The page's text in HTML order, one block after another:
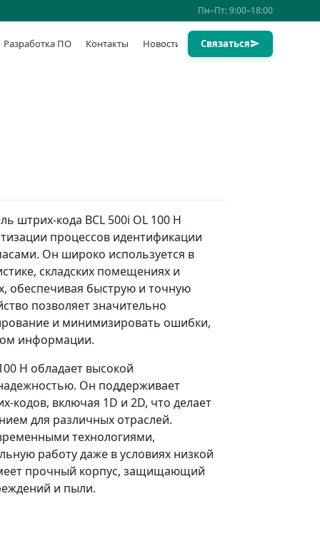
Пн–Пт: 9:00–18:00
Разработка ПО Контакты Новости Связаться
штрих-кода BCL 500i OL 100 H
процессов идентификации
Он широко используется в
складских помещениях и
обеспечивая быструю и точную
позволяет значительно
и минимизировать ошибки,
информации.
H обладает высокой
Он поддерживает
кодов, включая 1D и 2D, что делает
для различных отраслей.
технологиями,
работу даже в условиях низкой
прочный корпус, защищающий
и пыли.